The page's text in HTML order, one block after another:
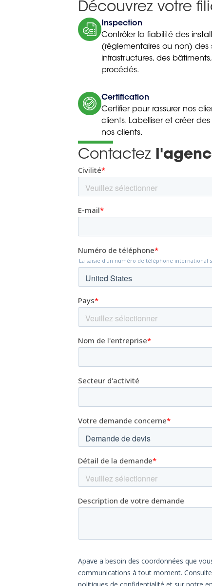
Découvrez votre
Inspection
Contrôler la fiabilité des
(réglementaires ou non) des
infrastructures, des
procédés.
Certification
Certifier pour rassurer nos
clients. Labelliser et créer
nos clients.
Contactez